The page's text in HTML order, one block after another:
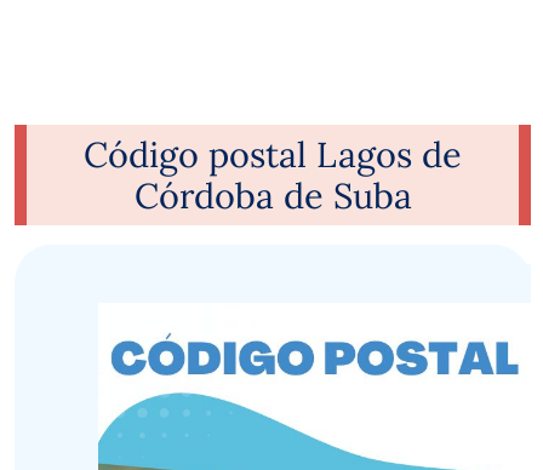
Código postal Lagos de
Córdoba de Suba